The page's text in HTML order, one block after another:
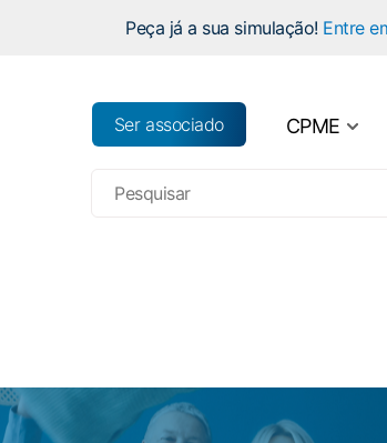
Peça já a sua simulação! Entre
CPME
Organograma
Ser associado